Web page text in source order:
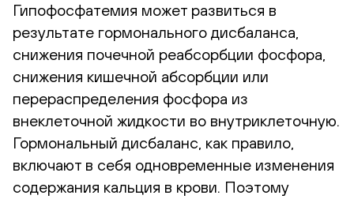
Гипофосфатемия может развиться в
результате гормонального дисбаланса,
снижения почечной реабсорбции фосфора,
снижения кишечной абсорбции или
перераспределения фосфора из
внеклеточной жидкости во внутриклеточную.
Гормональный дисбаланс, как правило,
включают в себя одновременные изменения
содержания кальция в крови. Поэтому